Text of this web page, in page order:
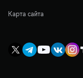
Карта сайта